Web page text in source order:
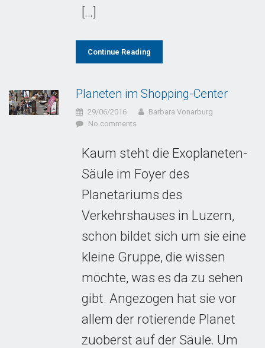
[…]
Continue Reading
Planeten im Shopping-Center
29/06/2016
Barbara Vonarburg
No comments
Kaum steht die Exoplaneten-
Säule im Foyer des
Planetariums des
Verkehrshauses in Luzern,
schon bildet sich um sie eine
kleine Gruppe, die wissen
möchte, was es da zu sehen
gibt. Angezogen hat sie vor
allem der rotierende Planet
zuoberst auf der Säule. Um